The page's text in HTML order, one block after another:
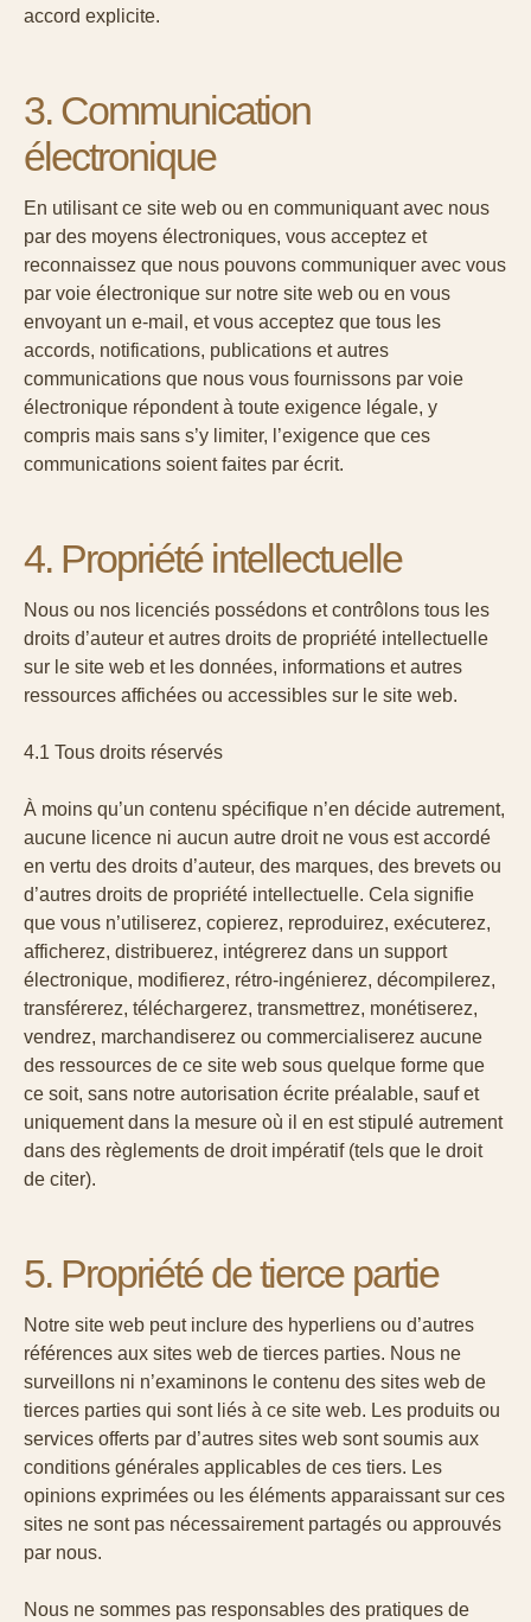
accord explicite.
3. Communication
électronique
En utilisant ce site web ou en communiquant avec nous
par des moyens électroniques, vous acceptez et
reconnaissez que nous pouvons communiquer avec vous
par voie électronique sur notre site web ou en vous
envoyant un e-mail, et vous acceptez que tous les
accords, notifications, publications et autres
communications que nous vous fournissons par voie
électronique répondent à toute exigence légale, y
compris mais sans s’y limiter, l’exigence que ces
communications soient faites par écrit.
4. Propriété intellectuelle
Nous ou nos licenciés possédons et contrôlons tous les
droits d’auteur et autres droits de propriété intellectuelle
sur le site web et les données, informations et autres
ressources affichées ou accessibles sur le site web.
4.1 Tous droits réservés
À moins qu’un contenu spécifique n’en décide autrement,
aucune licence ni aucun autre droit ne vous est accordé
en vertu des droits d’auteur, des marques, des brevets ou
d’autres droits de propriété intellectuelle. Cela signifie
que vous n’utiliserez, copierez, reproduirez, exécuterez,
afficherez, distribuerez, intégrerez dans un support
électronique, modifierez, rétro-ingénierez, décompilerez,
transférerez, téléchargerez, transmettrez, monétiserez,
vendrez, marchandiserez ou commercialiserez aucune
des ressources de ce site web sous quelque forme que
ce soit, sans notre autorisation écrite préalable, sauf et
uniquement dans la mesure où il en est stipulé autrement
dans des règlements de droit impératif (tels que le droit
de citer).
5. Propriété de tierce partie
Notre site web peut inclure des hyperliens ou d’autres
références aux sites web de tierces parties. Nous ne
surveillons ni n’examinons le contenu des sites web de
tierces parties qui sont liés à ce site web. Les produits ou
services offerts par d’autres sites web sont soumis aux
conditions générales applicables de ces tiers. Les
opinions exprimées ou les éléments apparaissant sur ces
sites ne sont pas nécessairement partagés ou approuvés
par nous.
Nous ne sommes pas responsables des pratiques de